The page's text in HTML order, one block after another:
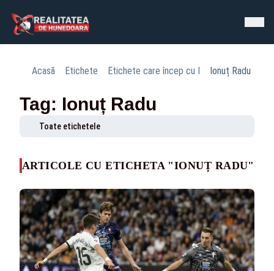
Acasă Etichete Etichete care încep cu I Ionuț Radu
Tag: Ionuț Radu
Toate etichetele
ARTICOLE CU ETICHETA "IONUȚ RADU"